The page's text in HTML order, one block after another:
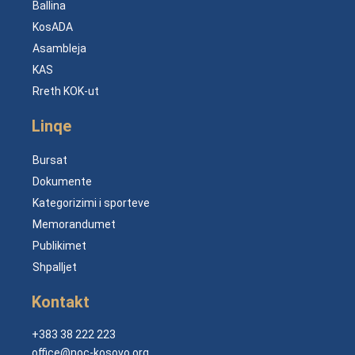
Ballina
KosADA
Asambleja
KAS
Rreth KOK-ut
Linqe
Bursat
Dokumente
Kategorizimi i sporteve
Memorandumet
Publikimet
Shpalljet
Kontakt
+383 38 222 223